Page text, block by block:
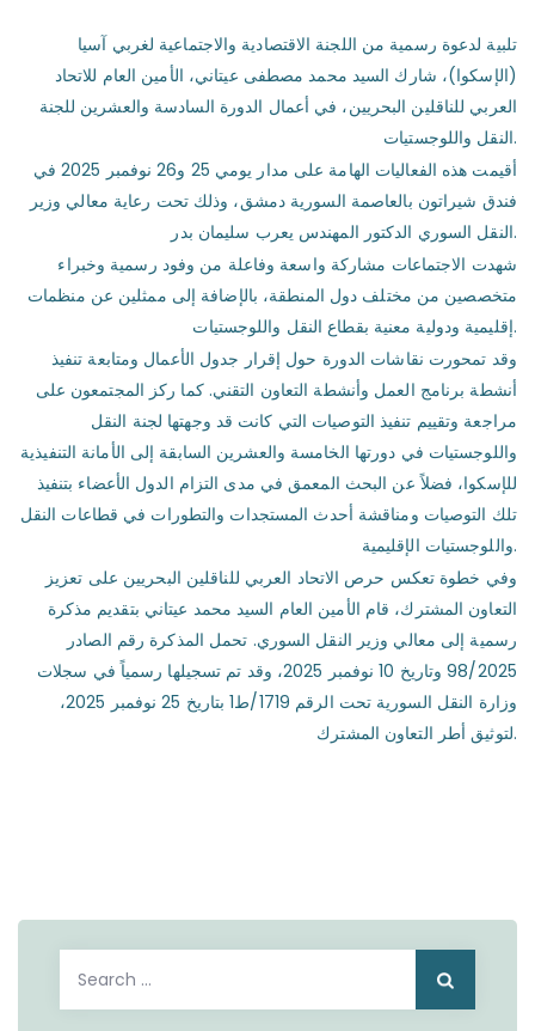
تلبية لدعوة رسمية من اللجنة الاقتصادية والاجتماعية لغربي آسيا
(الإسكوا)، شارك السيد محمد مصطفى عيتاني، الأمين العام للاتحاد
العربي للناقلين البحريين، في أعمال الدورة السادسة والعشرين للجنة
النقل واللوجستيات.
أقيمت هذه الفعاليات الهامة على مدار يومي 25 و26 نوفمبر 2025 في
فندق شيراتون بالعاصمة السورية دمشق، وذلك تحت رعاية معالي وزير
النقل السوري الدكتور المهندس يعرب سليمان بدر.
شهدت الاجتماعات مشاركة واسعة وفاعلة من وفود رسمية وخبراء
متخصصين من مختلف دول المنطقة، بالإضافة إلى ممثلين عن منظمات
إقليمية ودولية معنية بقطاع النقل واللوجستيات.
وقد تمحورت نقاشات الدورة حول إقرار جدول الأعمال ومتابعة تنفيذ
أنشطة برنامج العمل وأنشطة التعاون التقني. كما ركز المجتمعون على
مراجعة وتقييم تنفيذ التوصيات التي كانت قد وجهتها لجنة النقل
واللوجستيات في دورتها الخامسة والعشرين السابقة إلى الأمانة التنفيذية
للإسكوا، فضلاً عن البحث المعمق في مدى التزام الدول الأعضاء بتنفيذ
تلك التوصيات ومناقشة أحدث المستجدات والتطورات في قطاعات النقل
واللوجستيات الإقليمية.
وفي خطوة تعكس حرص الاتحاد العربي للناقلين البحريين على تعزيز
التعاون المشترك، قام الأمين العام السيد محمد عيتاني بتقديم مذكرة
رسمية إلى معالي وزير النقل السوري. تحمل المذكرة رقم الصادر
98/2025 وتاريخ 10 نوفمبر 2025، وقد تم تسجيلها رسمياً في سجلات
وزارة النقل السورية تحت الرقم 1719/ط1 بتاريخ 25 نوفمبر 2025،
لتوثيق أطر التعاون المشترك.